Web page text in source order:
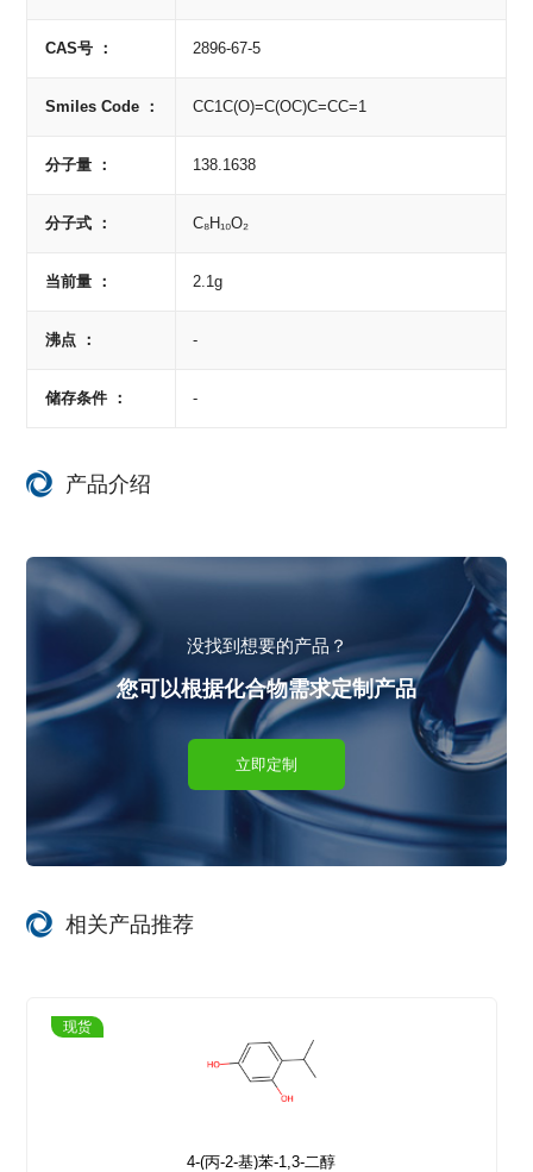
CAS号 ： 2896-67-5
Smiles Code ： CC1C(O)=C(OC)C=CC=1
分子量 ： 138.1638
分子式 ： C₈H₁₀O₂
当前量 ： 2.1g
沸点 ： -
储存条件 ： -
产品介绍
没找到想要的产品？
您可以根据化合物需求定制产品
立即定制
相关产品推荐
现货
4-(丙-2-基)苯-1,3-二醇